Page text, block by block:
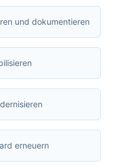
und dokumentieren
erneuern